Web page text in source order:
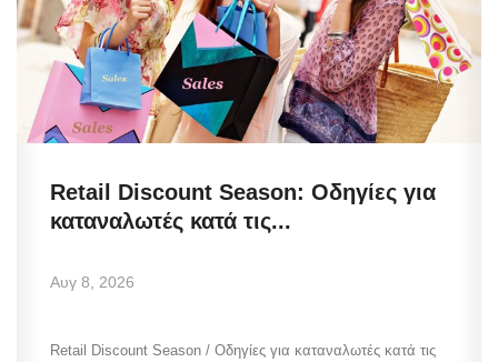
Retail Discount Season: Οδηγίες για
καταναλωτές κατά τις...
Αυγ 8, 2026
Retail Discount Season / Οδηγίες για καταναλωτές κατά τις